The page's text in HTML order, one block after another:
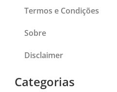
Termos e Condições
Sobre
Disclaimer
Categorias